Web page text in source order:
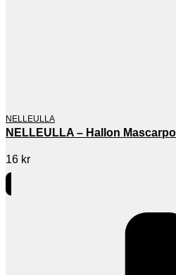
NELLEULLA
NELLEULLA – Hallon
16 kr